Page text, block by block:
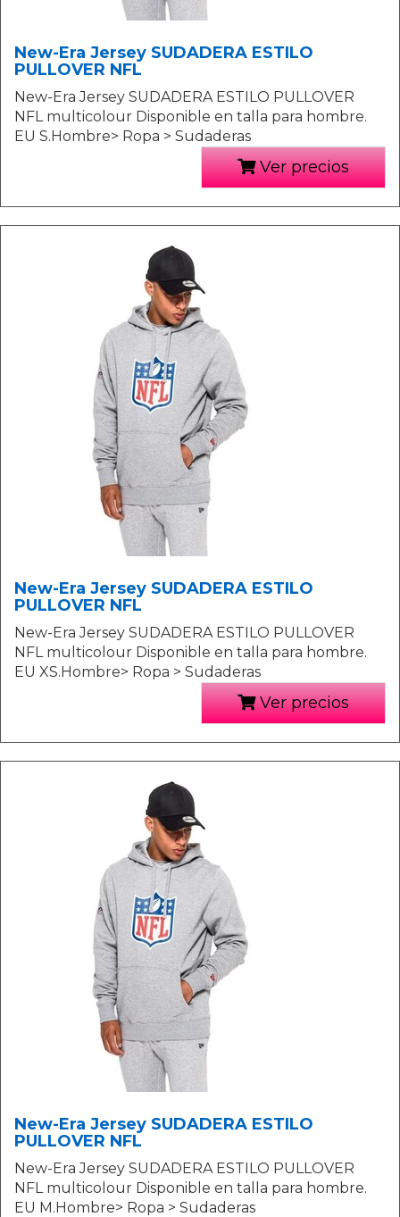
New-Era Jersey SUDADERA ESTILO
PULLOVER NFL
New-Era Jersey SUDADERA ESTILO PULLOVER
NFL multicolour Disponible en talla para hombre.
EU S.Hombre> Ropa > Sudaderas
Ver precios
New-Era Jersey SUDADERA ESTILO
PULLOVER NFL
New-Era Jersey SUDADERA ESTILO PULLOVER
NFL multicolour Disponible en talla para hombre.
EU XS.Hombre> Ropa > Sudaderas
Ver precios
New-Era Jersey SUDADERA ESTILO
PULLOVER NFL
New-Era Jersey SUDADERA ESTILO PULLOVER
NFL multicolour Disponible en talla para hombre.
EU M.Hombre> Ropa > Sudaderas